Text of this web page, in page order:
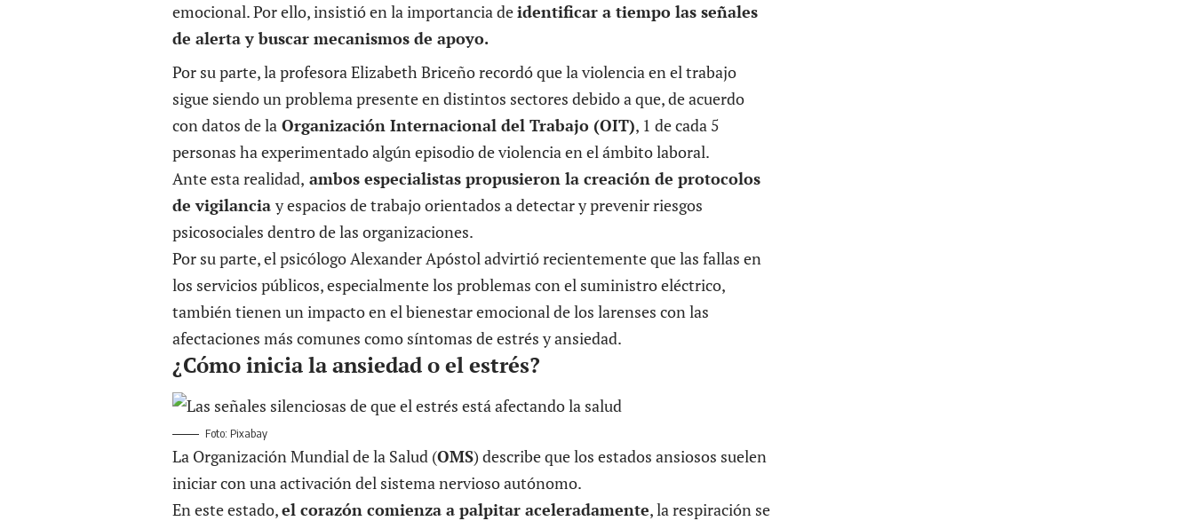
emocional. Por ello, insistió en la importancia deidentificar a tiempo las señales
de alerta y buscar mecanismos de apoyo.
Por su parte, la profesora Elizabeth Briceño recordó que la violencia en el trabajo
sigue siendo un problema presente en distintos sectores debido a que, de acuerdo
con datos de la Organización Internacional del Trabajo (OIT), 1 de cada 5
personas ha experimentado algún episodio de violencia en el ámbito laboral.
Ante esta realidad, ambos especialistas propusieron la creación de protocolos
de vigilancia y espacios de trabajo orientados a detectar y prevenir riesgos
psicosociales dentro de las organizaciones.
Por su parte, el psicólogo Alexander Apóstol advirtió recientemente que las fallas en
los servicios públicos, especialmente los problemas con el suministro eléctrico,
también tienen un impacto en el bienestar emocional de los larenses con las
afectaciones más comunes como síntomas de estrés y ansiedad.
¿Cómo inicia la ansiedad o el estrés?
Foto: Pixabay
La Organización Mundial de la Salud (OMS) describe que los estados ansiosos suelen
iniciar con unaactivación del sistema nervioso autónomo.
En este estado,el corazón comienza a palpitar aceleradamente, la respiración se